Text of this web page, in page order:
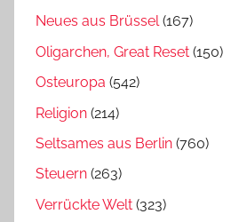
Neues aus Brüssel(167)
Oligarchen, Great Reset (150)
Osteuropa (542)
Religion (214)
Seltsames aus Berlin (760)
Steuern (263)
Verrückte Welt (323)